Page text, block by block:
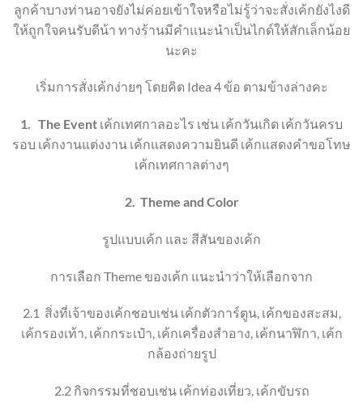
ลูกค้าบางท่านอาจยังไม่ค่อยเข้าใจหรือไม่รู้ว่าจะสั่งเค้กยังไงดี
ให้ถูกใจคนรับดีน้า ทางร้านมีคำแนะนำเป็นไกด์ให้สักเล็กน้อย
นะคะ
เริ่มการสั่งเค้กง่ายๆ โดยคิด Idea 4 ข้อ ตามข้างล่างคะ
1. The Event เค้กเทศกาลอะไร เช่น เค้กวันเกิด เค้กวันครบ
รอบ เค้กงานแต่งงาน เค้กแสดงความยินดี เค้กแสดงคำขอโทษ
เค้กเทศกาลต่างๆ
2. Theme and Color
รูปแบบเค้ก และ สีสันของเค้ก
การเลือก Theme ของเค้ก แนะนำว่าให้เลือกจาก
2.1 สิ่งที่เจ้าของเค้กชอบเช่น เค้กตัวการ์ตูน,เค้กของสะสม,
เค้กรองเท้า, เค้กกระเป๋า, เค้กเครื่องสำอาง,เค้กนาฬิกา, เค้ก
กล้องถ่ายรูป
2.2 กิจกรรมที่ชอบเช่น เค้กท่องเที่ยว, เค้กขับรถ